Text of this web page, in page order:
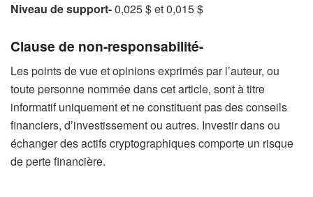
Niveau de support-0,025 $ et 0,015 $
Clause de non-responsabilité-
Les points de vue et opinions exprimés par l’auteur, ou
toute personne nommée dans cet article, sont à titre
informatif uniquement et ne constituent pas des conseils
financiers, d’investissement ou autres. Investir dans ou
échanger des actifs cryptographiques comporte un risque
de perte financière.